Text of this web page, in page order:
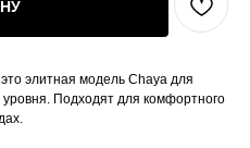
элитная модель Chaya для
уровня. Подходят для комфортного